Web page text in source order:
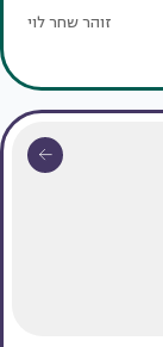
זוהר שחר לוי